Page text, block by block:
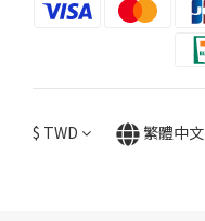
$ TWD 繁體中文